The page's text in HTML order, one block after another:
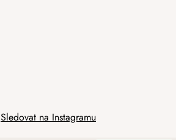
Sledovat na Instagramu